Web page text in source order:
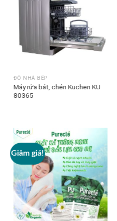
ĐỒ NHÀ BẾP
Máy rửa bát, chén Kuchen KU
80365
Giảm giá!